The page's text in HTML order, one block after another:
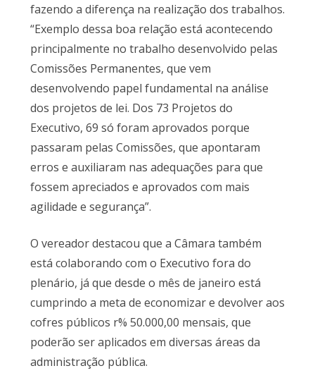
fazendo a diferença na realização dos trabalhos.
“Exemplo dessa boa relação está acontecendo
principalmente no trabalho desenvolvido pelas
Comissões Permanentes, que vem
desenvolvendo papel fundamental na análise
dos projetos de lei. Dos 73 Projetos do
Executivo, 69 só foram aprovados porque
passaram pelas Comissões, que apontaram
erros e auxiliaram nas adequações para que
fossem apreciados e aprovados com mais
agilidade e segurança”.
O vereador destacou que a Câmara também
está colaborando com o Executivo fora do
plenário, já que desde o mês de janeiro está
cumprindo a meta de economizar e devolver aos
cofres públicos r% 50.000,00 mensais, que
poderão ser aplicados em diversas áreas da
administração pública.